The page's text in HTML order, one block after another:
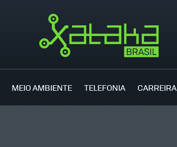
MEIO AMBIENTE TELEFONIA CARREIRA